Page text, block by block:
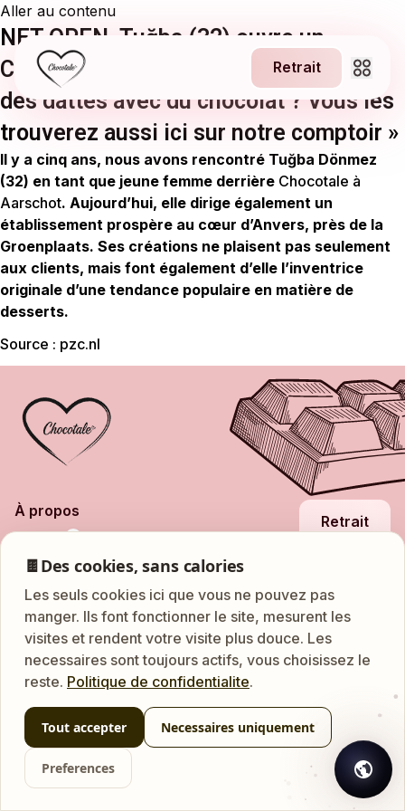
Aller au contenu
Retrait
À propos
Emplois
1
Franchise
NEW
Contact
NET OPEN. Tuğba (32) ouvre un
Chocotale à Anvers : « Des figues et
des dattes avec du chocolat ? Vous les
trouverez aussi ici sur notre comptoir »
Il y a cinq ans, nous avons rencontré Tuğba Dönmez
(32) en tant que jeune femme derrière Chocotale à
Aarschot. Aujourd’hui, elle dirige également un
établissement prospère au cœur d’Anvers, près de la
Groenplaats. Ses créations ne plaisent pas seulement
aux clients, mais font également d’elle l’inventrice
originale d’une tendance populaire en matière de
desserts.
Source : pzc.nl
À propos
NEW
Questions fréquentes
Contact
Retrait
Boutique
Nationalestraat 86, 2000
Antwerpen
ATM
24/7
Leuvensestraat 18, 3200
Aarschot
Designed & developed by Digital Farmers2026. Tous droits réservés
🍫Des cookies, sans calories
Les seuls cookies ici que vous ne pouvez pas
manger. Ils font fonctionner le site, mesurent les
visites et rendent votre visite plus douce. Les
necessaires sont toujours actifs, vous choisissez le
reste. Politique de confidentialite.
Tout accepter Necessaires uniquement
Preferences